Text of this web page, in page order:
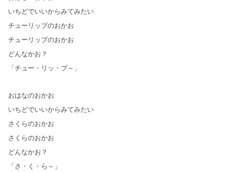
いちどでいいからみてみたい
チューリップのおかお
チューリップのおかお
どんなかお？
「チュー・リッ・プ～」
おはなのおかお
いちどでいいからみてみたい
さくらのおかお
さくらのおかお
どんなかお？
「さ・く・ら～」